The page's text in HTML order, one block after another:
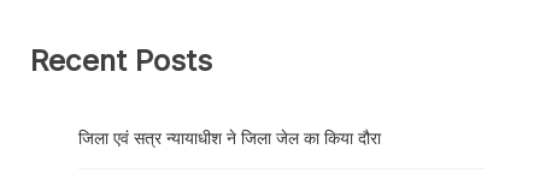
Recent Posts
जिला एवं सत्र न्यायाधीश ने जिला जेल का किया दौरा